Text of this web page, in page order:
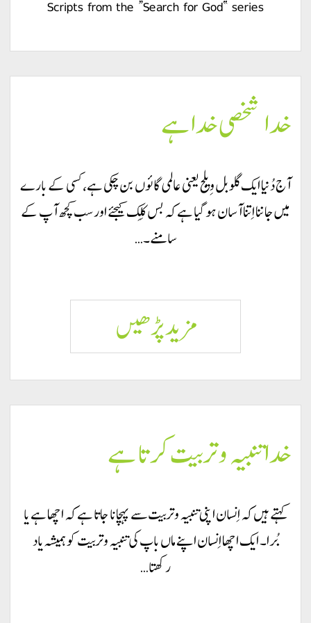
Scripts from the “Search for God” series
خدا شخصی خدا ہے
آج دُنیا ایک گلوبل وِیلج یعنی عالمی گائوں بن چکی ہے، کسی کے بارے
میں جاننا اِتنا آسان ہو گیا ہے کہ بس کِلِک کیجئے اور سب کچھ آپ کے
سامنے۔…
مزید پڑھيں
شخصی
خدا
ہے
خدا تنبیہ و تربیت کرتا ہے
کہتے ہیں کہ اِنسان اپنی تنبیہ و تربیت سے پہچانا جاتا ہے کہ اچھا ہے یا
بُرا۔ ایک اچھا اِنسان اپنے ماں باپ کی تنبیہ و تربیت کو ہمیشہ یاد
رکھتا…